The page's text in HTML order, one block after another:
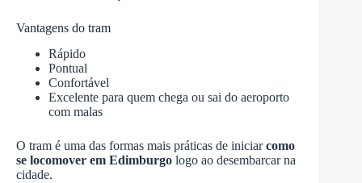
Vantagens do tram
Rápido
Pontual
Confortável
Excelente para quem chega ou sai do aeroporto
com malas
O tram é uma das formas mais práticas de iniciarcomo
se locomover em Edimburgo logo ao desembarcar na
cidade.